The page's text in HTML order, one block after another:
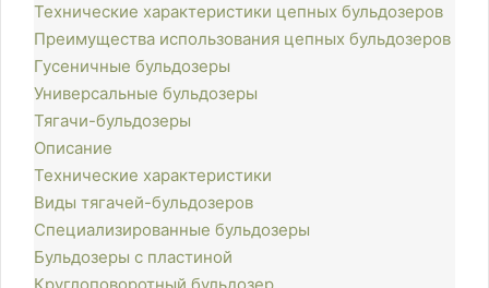
Технические характеристики цепных бульдозеров
Преимущества использования цепных бульдозеров
Гусеничные бульдозеры
Универсальные бульдозеры
Тягачи-бульдозеры
Описание
Технические характеристики
Виды тягачей-бульдозеров
Специализированные бульдозеры
Бульдозеры с пластиной